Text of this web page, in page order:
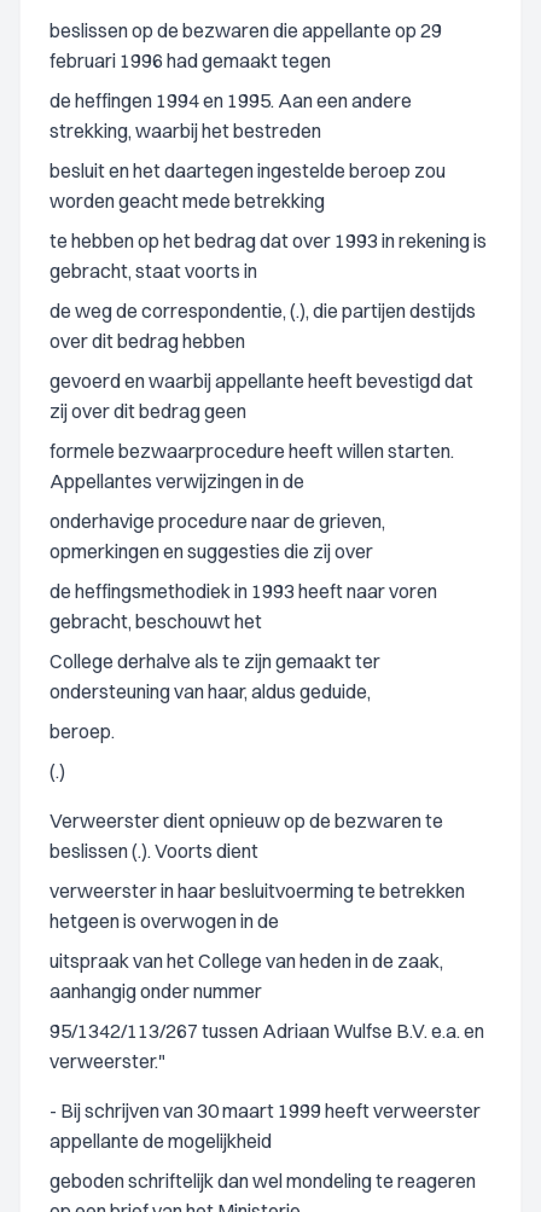
beslissen op de bezwaren die appellante op 29
februari 1996 had gemaakt tegen
de heffingen 1994 en 1995. Aan een andere
strekking, waarbij het bestreden
besluit en het daartegen ingestelde beroep zou
worden geacht mede betrekking
te hebben op het bedrag dat over 1993 in rekening is
gebracht, staat voorts in
de weg de correspondentie, (.), die partijen destijds
over dit bedrag hebben
gevoerd en waarbij appellante heeft bevestigd dat
zij over dit bedrag geen
formele bezwaarprocedure heeft willen starten.
Appellantes verwijzingen in de
onderhavige procedure naar de grieven,
opmerkingen en suggesties die zij over
de heffingsmethodiek in 1993 heeft naar voren
gebracht, beschouwt het
College derhalve als te zijn gemaakt ter
ondersteuning van haar, aldus geduide,
beroep.
(.)
Verweerster dient opnieuw op de bezwaren te
beslissen (.). Voorts dient
verweerster in haar besluitvoerming te betrekken
hetgeen is overwogen in de
uitspraak van het College van heden in de zaak,
aanhangig onder nummer
95/1342/113/267 tussen Adriaan Wulfse B.V. e.a. en
verweerster."
- Bij schrijven van 30 maart 1999 heeft verweerster
appellante de mogelijkheid
geboden schriftelijk dan wel mondeling te reageren